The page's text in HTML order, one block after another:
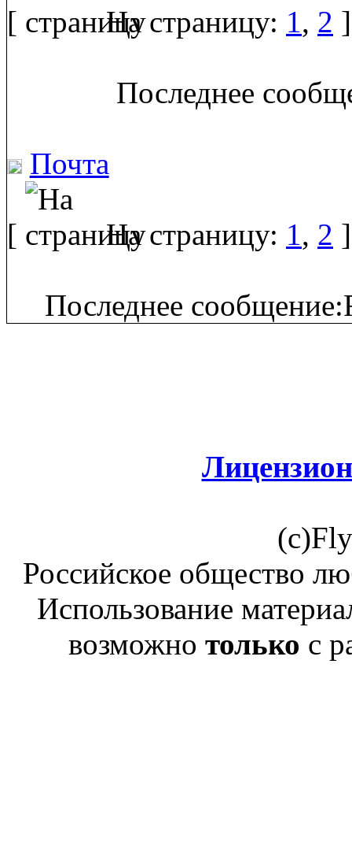
[ На страницу: 1, 2 ]
Последнее
Почта
[ На страницу: 1, 2 ]
Последнее
Российское общество
Использование
возможно только с